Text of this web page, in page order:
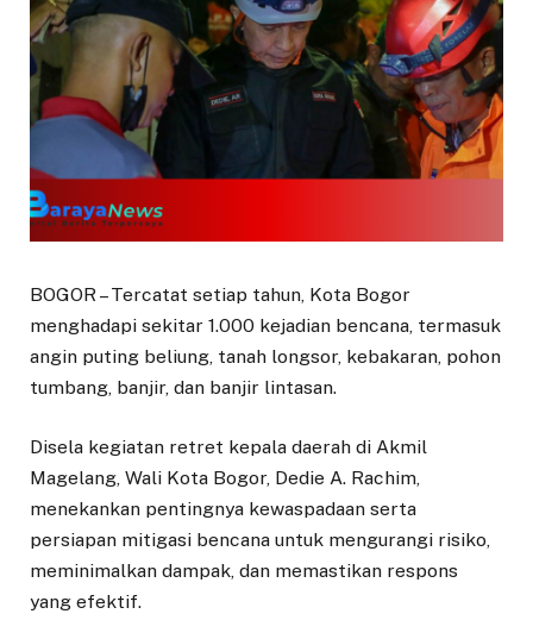
BOGOR – Tercatat setiap tahun, Kota Bogor
menghadapi sekitar 1.000 kejadian bencana, termasuk
angin puting beliung, tanah longsor, kebakaran, pohon
tumbang, banjir, dan banjir lintasan.
Disela kegiatan retret kepala daerah di Akmil
Magelang, Wali Kota Bogor, Dedie A. Rachim,
menekankan pentingnya kewaspadaan serta
persiapan mitigasi bencana untuk mengurangi risiko,
meminimalkan dampak, dan memastikan respons
yang efektif.